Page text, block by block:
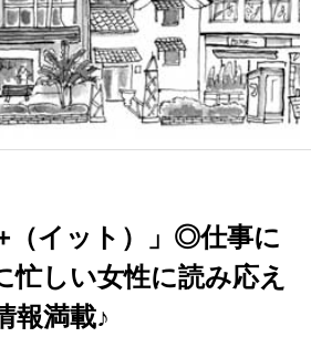
（イット）」◎仕事に
忙しい女性に読み応え
報満載♪